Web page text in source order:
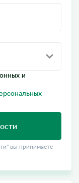
и
вы принимаете